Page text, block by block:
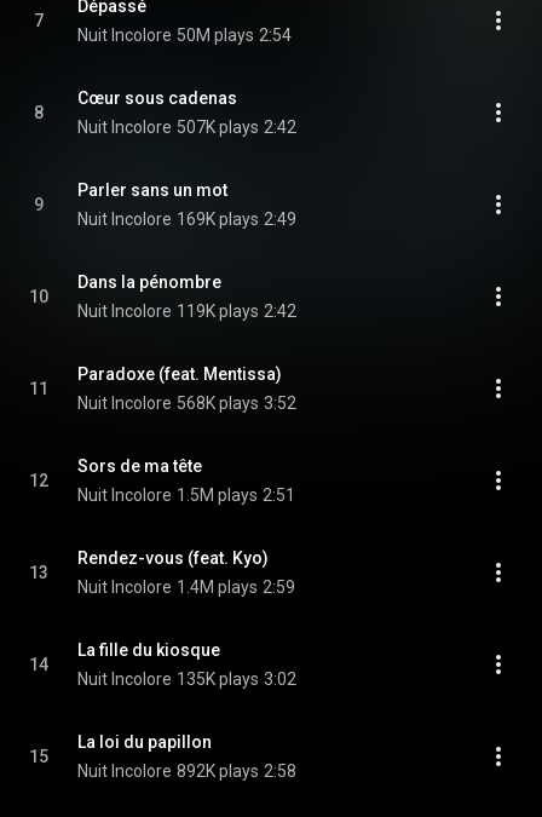
7
Dépassé
Nuit Incolore 50M plays 2:54
8
Cœur sous cadenas
Nuit Incolore 507K plays 2:42
9
Parler sans un mot
Nuit Incolore 169K plays 2:49
10
Dans la pénombre
Nuit Incolore 119K plays 2:42
11
Paradoxe (feat. Mentissa)
Nuit Incolore 568K plays 3:52
12
Sors de ma tête
Nuit Incolore 1.5M plays 2:51
13
Rendez-vous (feat. Kyo)
Nuit Incolore 1.4M plays 2:59
14
La fille du kiosque
Nuit Incolore 135K plays 3:02
15
La loi du papillon
Nuit Incolore 892K plays 2:58